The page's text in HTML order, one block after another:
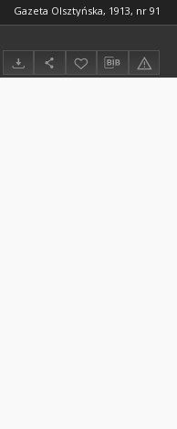
Gazeta Olsztyńska, 1913, nr 91